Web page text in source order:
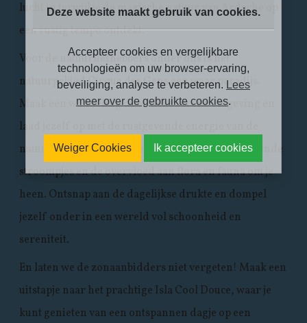
lucht in terwijl je de magische natuur van Ardeche op
een rustig tempo ontdekt.
Voor de natuurliefhebbers onder ons is het
natuurgebied Cirque des Gens een waar paradijs.
Maak een wandeling door deze serene omgeving en
laad jezelf op met de rustgevende energie van de
natuur. Bewonder de weelderige bossen, betoverende
stroompjes en de overvloed aan flora en fauna om je
heen. Ontsnap aan de dagelijkse drukte en dompel
jezelf onder in een wereld vol schoonheid en
sereniteit.
En laten we de zonaanbidders niet vergeten! Maak een
uitstapje naar het prachtige Isla Cool Douce, waar je
kunt genieten van een ontspannen dagje op een
Deze website maakt gebruik van cookies.
Accepteer cookies en vergelijkbare
technologieën om uw browser-ervaring,
beveiliging, analyse te verbeteren. Lees
meer over de gebruikte cookies.
Weiger Cookies Ik accepteer cookies